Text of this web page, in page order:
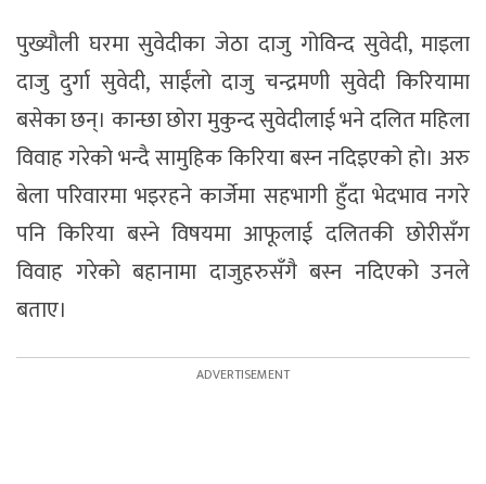
पुख्यौली घरमा सुवेदीका जेठा दाजु गोविन्द सुवेदी, माइला
दाजु दुर्गा सुवेदी, साईंलो दाजु चन्द्रमणी सुवेदी किरियामा
बसेका छन्। कान्छा छोरा मुकुन्द सुवेदीलाई भने दलित महिला
विवाह गरेको भन्दै सामुहिक किरिया बस्न नदिइएको हो। अरु
बेला परिवारमा भइरहने कार्जेमा सहभागी हुँदा भेदभाव नगरे
पनि किरिया बस्ने विषयमा आफूलाई दलितकी छोरीसँग
विवाह गरेको बहानामा दाजुहरुसँगै बस्न नदिएको उनले
बताए।